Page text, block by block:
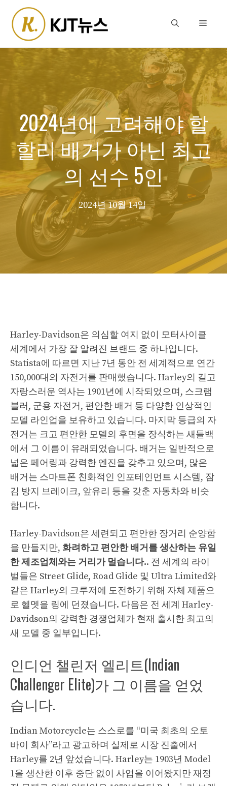
content
Menu
2024년에 고려해야 할
할리 배거가 아닌 최고
의 선수 5인
2024년 10월 14일
Harley-Davidson은 의심할 여지 없이 모터사이클
세계에서 가장 잘 알려진 브랜드 중 하나입니다.
Statista에 따르면 지난 7년 동안 전 세계적으로 연간
150,000대의 자전거를 판매했습니다. Harley의 길고
자랑스러운 역사는 1901년에 시작되었으며, 스크램
블러, 군용 자전거, 편안한 배거 등 다양한 인상적인
모델 라인업을 보유하고 있습니다. 마지막 등급의 자
전거는 크고 편안한 모델의 후면을 장식하는 새들백
에서 그 이름이 유래되었습니다. 배거는 일반적으로
넓은 페어링과 강력한 엔진을 갖추고 있으며, 많은
배거는 스마트폰 친화적인 인포테인먼트 시스템, 잠
김 방지 브레이크, 앞유리 등을 갖춘 자동차와 비슷
합니다.
Harley-Davidson은 세련되고 편안한 장거리 순양함
을 만들지만, 화려하고 편안한 배거를 생산하는 유일
한 제조업체와는 거리가 멀습니다.. 전 세계의 라이
벌들은 Street Glide, Road Glide 및 Ultra Limited와
같은 Harley의 크루저에 도전하기 위해 자체 제품으
로 헬멧을 링에 던졌습니다. 다음은 전 세계 Harley-
Davidson의 강력한 경쟁업체가 현재 출시한 최고의
새 모델 중 일부입니다.
인디언 챌린저 엘리트(Indian
Challenger Elite)가 그 이름을 얻었
습니다.
Indian Motorcycle는 스스로를 “미국 최초의 오토
바이 회사”라고 광고하며 실제로 시장 진출에서
Harley를 2년 앞섰습니다. Harley는 1903년 Model
1을 생산한 이후 중단 없이 사업을 이어왔지만 재정